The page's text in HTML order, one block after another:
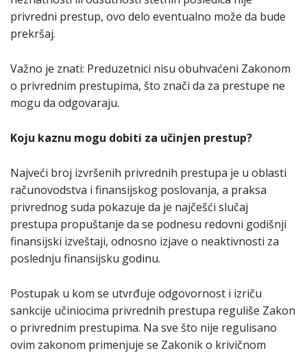
privredni prestup, ovo delo eventualno može da bude
prekršaj.
Važno je znati: Preduzetnici nisu obuhvaćeni Zakonom
o privrednim prestupima, što znači da za prestupe ne
mogu da odgovaraju.
Koju kaznu mogu dobiti za učinjen prestup?
Najveći broj izvršenih privrednih prestupa je u oblasti
računovodstva i finansijskog poslovanja, a praksa
privrednog suda pokazuje da je najčešći slučaj
prestupa propuštanje da se podnesu redovni godišnji
finansijski izveštaji, odnosno izjave o neaktivnosti za
poslednju finansijsku godinu.
Postupak u kom se utvrđuje odgovornost i izriču
sankcije učiniocima privrednih prestupa reguliše Zakon
o privrednim prestupima. Na sve što nije regulisano
ovim zakonom primenjuje se Zakonik o krivičnom